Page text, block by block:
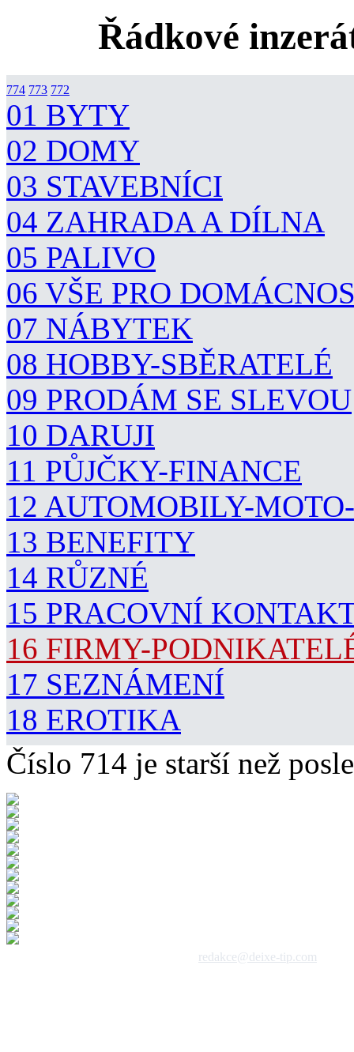
Řádkové
774 773 772
01 BYTY
02 DOMY
03 STAVEBNÍCI
04 ZAHRADA A DÍLNA
05 PALIVO
06 VŠE PRO
07 NÁBYTEK
08 HOBBY-SBĚRATELÉ
09 PRODÁM SE SLEVOU
10 DARUJI
11 PŮJČKY-FINANCE
12 AUTOMOBILY-
13 BENEFITY
14 RŮZNÉ
15 PRACOVNÍ
16 FIRMY-
17 SEZNÁMENÍ
18 EROTIKA
Číslo 714 je starší než
redakce@deixe-tip.com